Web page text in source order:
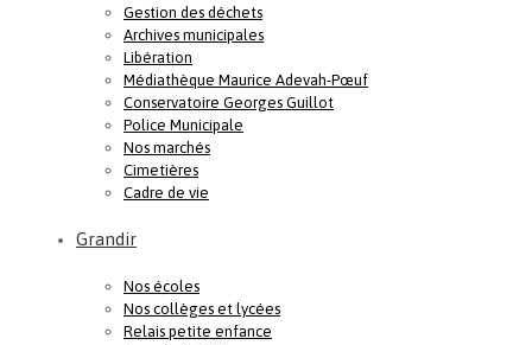
Gestion des déchets
Archives municipales
Libération
Médiathèque Maurice Adevah-Pœuf
Conservatoire Georges Guillot
Police Municipale
Nos marchés
Cimetières
Cadre de vie
Grandir
Nos écoles
Nos collèges et lycées
Relais petite enfance